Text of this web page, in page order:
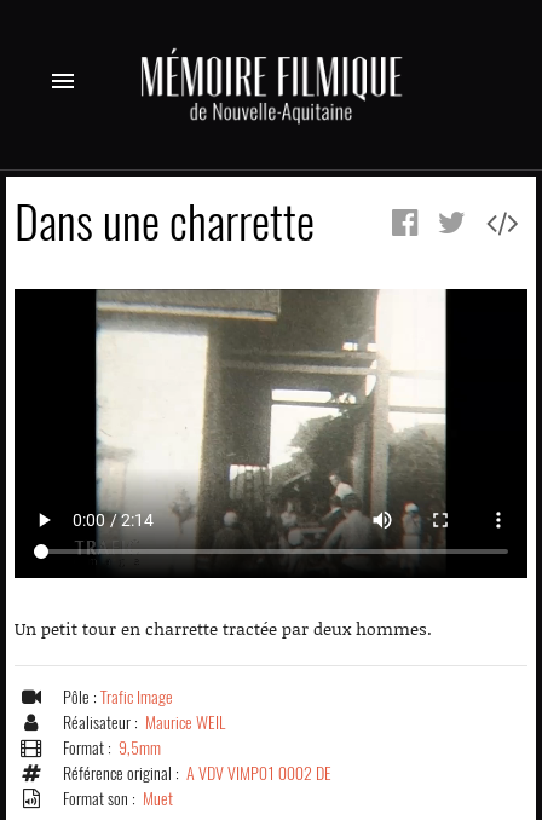
menu
Dans une charrette
Un petit tour en charrette tractée par deux hommes.
Pôle : Trafic Image
Réalisateur : Maurice WEIL
Format : 9,5mm
Référence original : A VDV VIMP01 0002 DE
Format son : Muet